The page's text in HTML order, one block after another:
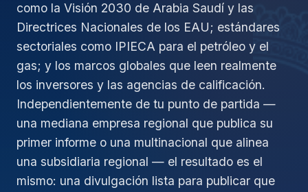
como la Visión 2030 de Arabia Saudí y las
Directrices Nacionales de los EAU; estándares
sectoriales como IPIECA para el petróleo y el
gas; y los marcos globales que leen realmente
los inversores y las agencias de calificación.
Independientemente de tu punto de partida —
una mediana empresa regional que publica su
primer informe o una multinacional que alinea
una subsidiaria regional — el resultado es el
mismo: una divulgación lista para publicar que